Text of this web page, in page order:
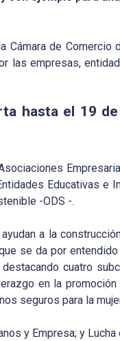
Cámara de Comercio
las empresas,
hasta el 19
Educativas e
-ODS -.
a la
se da por
cuatro
en la
seguros para la
y Empresa; y Lucha